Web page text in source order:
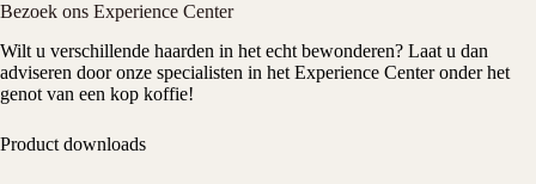
Bezoek ons Experience Center
Wilt u verschillende haarden in het echt bewonderen? Laat u dan
adviseren door onze specialisten in het Experience Center onder het
genot van een kop koffie!
Product downloads